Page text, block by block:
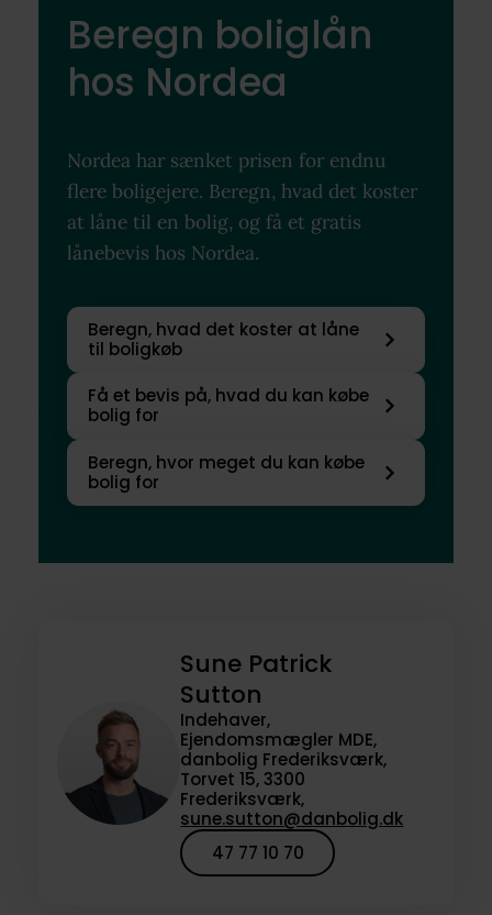
Beregn boliglån
hos Nordea
Nordea har sænket prisen for endnu
flere boligejere. Beregn, hvad det koster
at låne til en bolig, og få et gratis
lånebevis hos Nordea.
Beregn, hvad det koster at låne
til boligkøb
Få et bevis på, hvad du kan købe
bolig for
Beregn, hvor meget du kan købe
bolig for
Sune Patrick
Sutton
Indehaver,
Ejendomsmægler MDE,
danbolig Frederiksværk,
Torvet 15, 3300
Frederiksværk,
sune.sutton@danbolig.dk
47 77 10 70